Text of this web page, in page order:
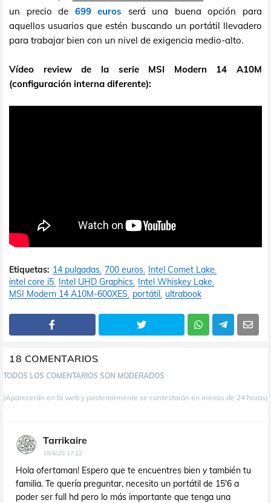
un precio de 699 euros será una buena opción para
aquellos usuarios que estén buscando un portátil llevadero
para trabajar bien con un nivel de exigencia medio-alto.
Vídeo review de la serie MSI Modern 14 A10M
(configuración interna diferente):
Etiquetas: 14 pulgadas 700 euros Intel Comet Lake
intel core i5 Intel UHD Graphics Intel Whiskey Lake
MSI Modern 14 A10M-600XES portátil ultrabook
18 COMENTARIOS
TODOS LOS COMENTARIOS SON MODERADOS
(Aparecerán en la web y posteriormente se contestarán en menos de 24 horas)
Tarrikaire
18/4/20 17:22
Hola ofertaman! Espero que te encuentres bien y también tu
familia. Te quería preguntar, necesito un portátil de 15'6 a
poder ser full hd pero lo más importante que tenga una